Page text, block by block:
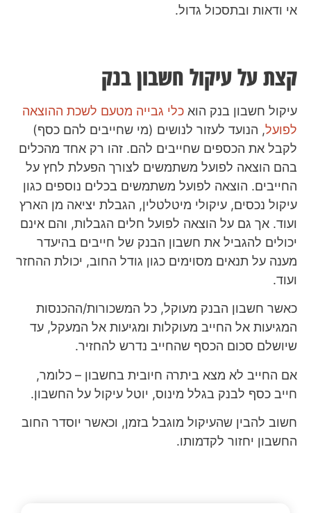
אי ודאות ובתסכול גדול.
קצת על עיקול חשבון בנק
עיקול חשבון בנק הוא כלי גבייה מטעם לשכת ההוצאה
לפועל, הנועד לעזור לנושים (מי שחייבים להם כסף)
לקבל את הכספים שחייבים להם. זהו רק אחד מהכלים
בהם הוצאה לפועל משתמשים לצורך הפעלת לחץ על
החייבים. הוצאה לפועל משתמשים בכלים נוספים כגון
עיקול נכסים, עיקולי מיטלטלין, הגבלת יציאה מן הארץ
ועוד. אך גם על הוצאה לפועל חלים הגבלות, והם אינם
יכולים להגביל את חשבון הבנק של חייבים בהיעדר
מענה על תנאים מסוימים כגון גודל החוב, יכולת ההחזר
ועוד.
כאשר חשבון הבנק מעוקל, כל המשכורות/ההכנסות
המגיעות אל החייב מעוקלות ומגיעות אל המעקל, עד
שיושלם סכום הכסף שהחייב נדרש להחזיר.
אם החייב לא מצא ביתרה חיובית בחשבון – כלומר,
חייב כסף לבנק בגלל מינוס, יוטל עיקול על החשבון.
חשוב להבין שהעיקול מוגבל בזמן, וכאשר יוסדר החוב
החשבון יחזור לקדמותו.